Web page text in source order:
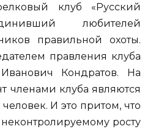
клуб «Русский
любителей
правильной охоты.
правления клуба
Кондратов. На
членами клуба являются
И это притом, что
росту